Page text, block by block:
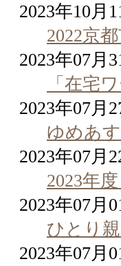
2023年10月
2022京
2023年07月
「在宅
2023年07月
ゆめあ
2023年07月
2023年
2023年07月
ひとり
2023年07月